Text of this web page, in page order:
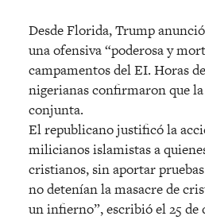
Desde Florida, Trump
una ofensiva “poderosa y
campamentos del EI. Horas
nigerianas confirmaron que
conjunta.
El republicano justificó la
milicianos islamistas a
cristianos, sin aportar
no detenían la masacre de
un infierno”, escribió el 25 de